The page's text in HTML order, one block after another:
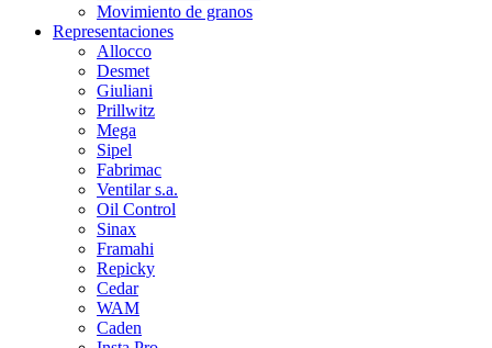
Movimiento de granos
Representaciones
Allocco
Desmet
Giuliani
Prillwitz
Mega
Sipel
Fabrimac
Ventilar s.a.
Oil Control
Sinax
Framahi
Repicky
Cedar
WAM
Caden